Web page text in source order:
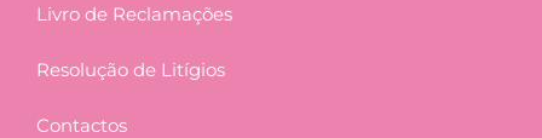
Livro de Reclamações
Resolução de Litígios
Contactos